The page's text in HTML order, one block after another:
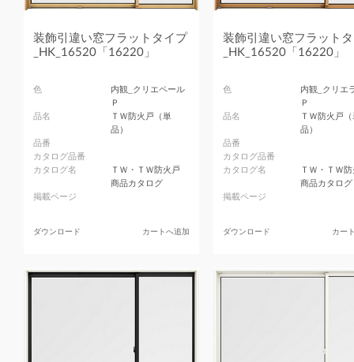
装飾引違い窓フラットタイプ
_HK_16520「16220」
色
内観_クリエペール
Ｐ
品名
ＴＷ防火戸（単
品）
品番
カタログ品番
カタログ名
ＴＷ・ＴＷ防火戸
商品カタログ
掲載ページ
ダウンロード カートへ追加
装飾引違い窓フラット
_HK_16520「16220」
色
内観_クリエ
Ｐ
品名
ＴＷ防火戸
品）
品番
カタログ品番
カタログ名
ＴＷ・ＴＷ
商品カタログ
掲載ページ
ダウンロード カー